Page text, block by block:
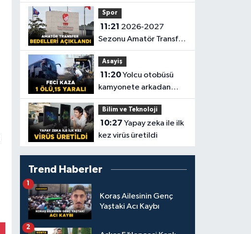
Spor
11:21
Sezonu Amatör Transfer
Bedelleri Açıklandı
Asayiş
11:20Yolcu otobüsü
kamyonete arkadan
çarptı: 1 ölü, 15 yaralı
Bilim ve Teknoloji
10:27
kez virüs üretildi
Trend Haberler
Koraş Ailesinin Genç
Yaştaki Acı Kaybı
1
2